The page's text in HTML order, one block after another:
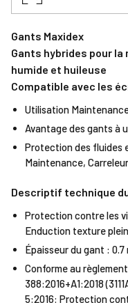
Gants Maxidex
Gants hybrides pour
humide et huileuse
Compatible avec les
Utilisation
Avantage des gants à
Protection des fluides
Maintenance,
Descriptif technique
Protection contre les
Enduction texture
Épaisseur du gant :
Conforme au
388:2016+A1:2018
5:2016: Protection